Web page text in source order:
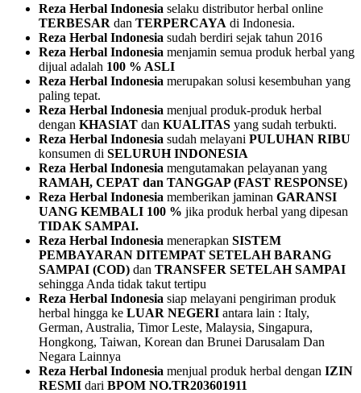
Reza Herbal Indonesia selaku distributor herbal online
TERBESAR dan TERPERCAYA di Indonesia.
Reza Herbal Indonesia sudah berdiri sejak tahun 2016
Reza Herbal Indonesia menjamin semua produk herbal yang
dijual adalah 100 % ASLI
Reza Herbal Indonesia merupakan solusi kesembuhan yang
paling tepat.
Reza Herbal Indonesia menjual produk-produk herbal
dengan KHASIAT dan KUALITAS yang sudah terbukti.
Reza Herbal Indonesia sudah melayani PULUHAN RIBU
konsumen di SELURUH INDONESIA
Reza Herbal Indonesia mengutamakan pelayanan yang
RAMAH, CEPAT dan TANGGAP (FAST RESPONSE)
Reza Herbal Indonesia memberikan jaminan GARANSI
UANG KEMBALI 100 % jika produk herbal yang dipesan
TIDAK SAMPAI.
Reza Herbal Indonesia menerapkan SISTEM
PEMBAYARAN DITEMPAT SETELAH BARANG
SAMPAI (COD) dan TRANSFER SETELAH SAMPAI
sehingga Anda tidak takut tertipu
Reza Herbal Indonesia siap melayani pengiriman produk
herbal hingga ke LUAR NEGERI antara lain : Italy,
German, Australia, Timor Leste, Malaysia, Singapura,
Hongkong, Taiwan, Korean dan Brunei Darusalam Dan
Negara Lainnya
Reza Herbal Indonesia menjual produk herbal dengan IZIN
RESMI dari BPOM NO.TR203601911